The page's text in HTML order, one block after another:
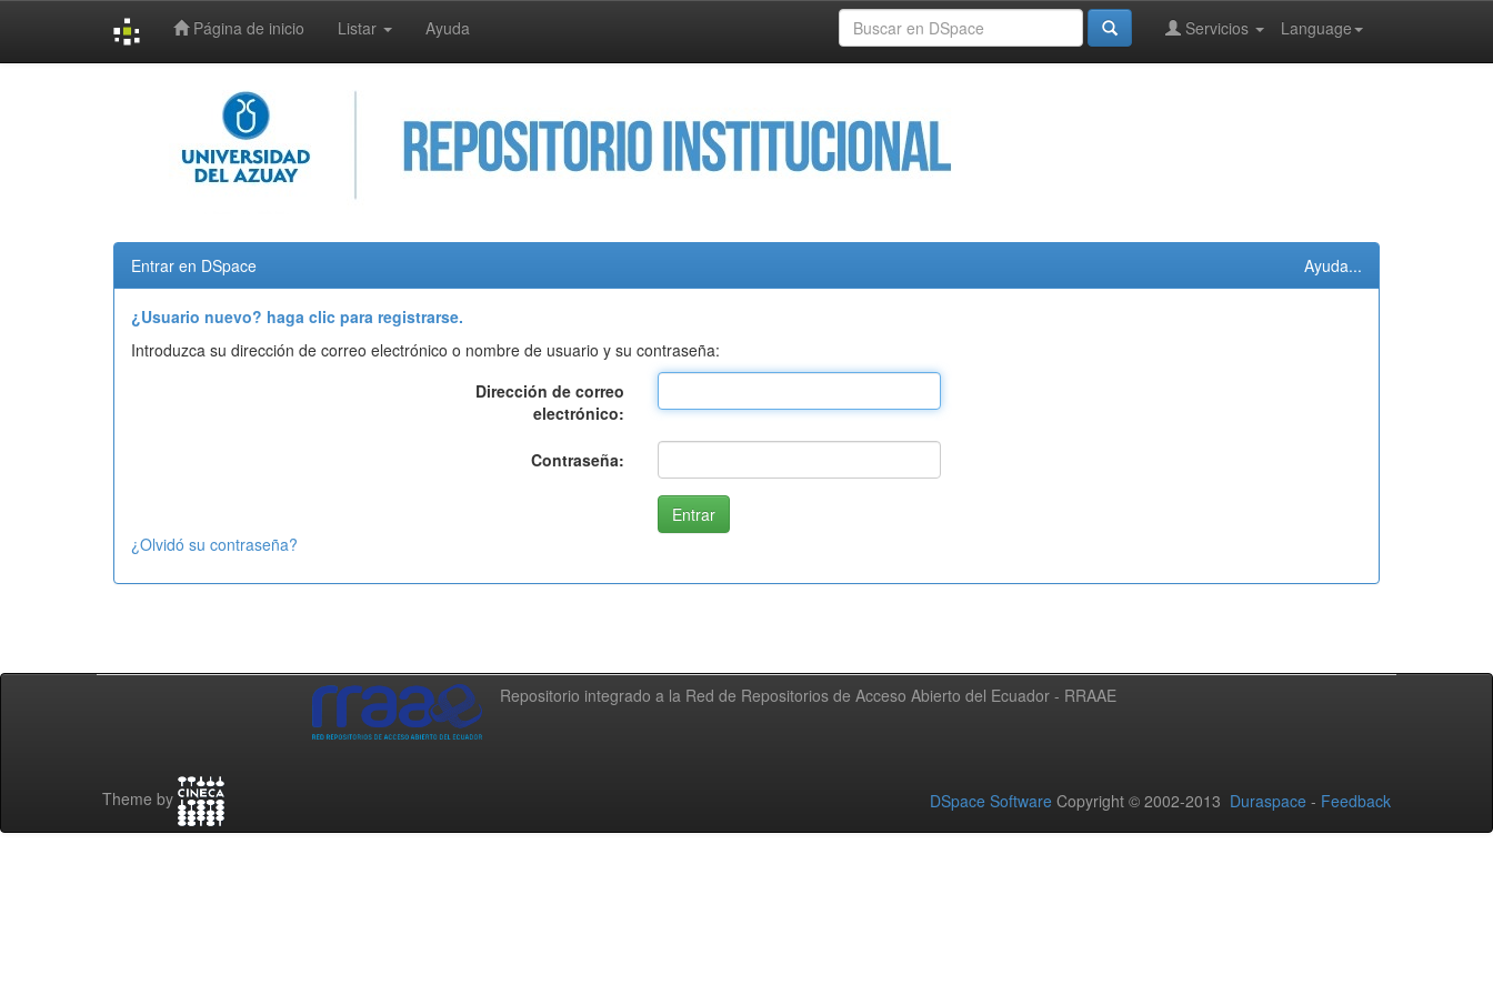
Página de inicio Listar Ayuda Language
Servicios
Entrar en DSpace Ayuda...
¿Usuario nuevo? haga clic para registrarse.
Introduzca su dirección de correo electrónico o nombre de usuario y su contraseña:
Dirección de correo
electrónico:
Contraseña:
¿Olvidó su contraseña?
Repositorio integrado a la Red de Repositorios de Acceso Abierto del Ecuador - RRAAE
Theme by DSpace Software Copyright © 2002-2013 Duraspace - Feedback